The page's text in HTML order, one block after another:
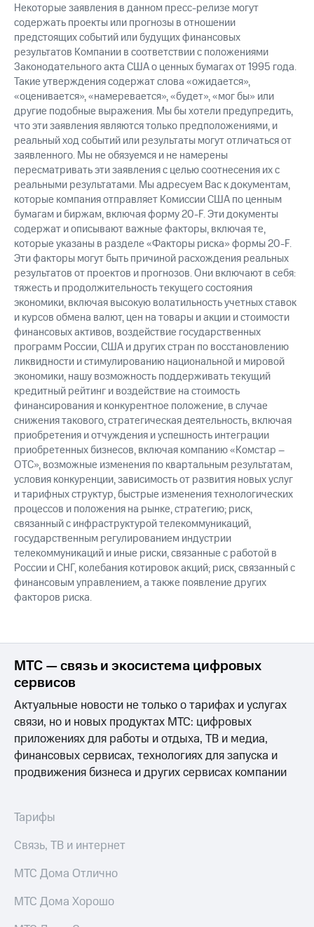
Некоторые заявления в данном пресс-релизе могут
содержать проекты или прогнозы в отношении
предстоящих событий или будущих финансовых
результатов Компании в соответствии с положениями
Законодательного акта США о ценных бумагах от 1995 года.
Такие утверждения содержат слова «ожидается»,
«оценивается», «намеревается», «будет», «мог бы» или
другие подобные выражения. Мы бы хотели предупредить,
что эти заявления являются только предположениями, и
реальный ход событий или результаты могут отличаться от
заявленного. Мы не обязуемся и не намерены
пересматривать эти заявления с целью соотнесения их с
реальными результатами. Мы адресуем Вас к документам,
которые компания отправляет Комиссии США по ценным
бумагам и биржам, включая форму 20-F. Эти документы
содержат и описывают важные факторы, включая те,
которые указаны в разделе «Факторы риска» формы 20-F.
Эти факторы могут быть причиной расхождения реальных
результатов от проектов и прогнозов. Они включают в себя:
тяжесть и продолжительность текущего состояния
экономики, включая высокую волатильность учетных ставок
и курсов обмена валют, цен на товары и акции и стоимости
финансовых активов, воздействие государственных
программ России, США и других стран по восстановлению
ликвидности и стимулированию национальной и мировой
экономики, нашу возможность поддерживать текущий
кредитный рейтинг и воздействие на стоимость
финансирования и конкурентное положение, в случае
снижения такового, стратегическая деятельность, включая
приобретения и отчуждения и успешность интеграции
приобретенных бизнесов, включая компанию «Комстар –
ОТС», возможные изменения по квартальным результатам,
условия конкуренции, зависимость от развития новых услуг
и тарифных структур, быстрые изменения технологических
процессов и положения на рынке, стратегию; риск,
связанный с инфраструктурой телекоммуникаций,
государственным регулированием индустрии
телекоммуникаций и иные риски, связанные с работой в
России и СНГ, колебания котировок акций; риск, связанный с
финансовым управлением, а также появление других
факторов риска.
МТС — связь и экосистема цифровых
сервисов
Актуальные новости не только о тарифах и услугах
связи, но и новых продуктах МТС: цифровых
приложениях для работы и отдыха, ТВ и медиа,
финансовых сервисах, технологиях для запуска и
продвижения бизнеса и других сервисах компании
Тарифы
Связь, ТВ и интернет
МТС Дома Отлично
МТС Дома Хорошо